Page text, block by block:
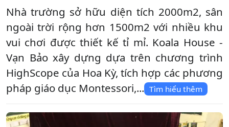
Nhà trường sở hữu diện tích 2000m2, sân
ngoài trời rộng hơn 1500m2 với nhiều khu
vui chơi được thiết kế tỉ mỉ. Koala House -
Vạn Bảo xây dựng dựa trên chương trình
HighScope của Hoa Kỳ, tích hợp các phương
pháp giáo dục Montessori,... Tìm hiểu thêm